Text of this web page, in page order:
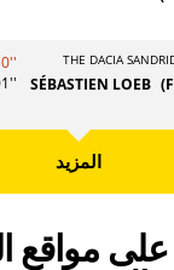
THE DACIA
SÉBASTIEN LOEB
المزيد